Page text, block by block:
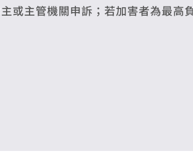
或主管機關申訴；若加害者為最高